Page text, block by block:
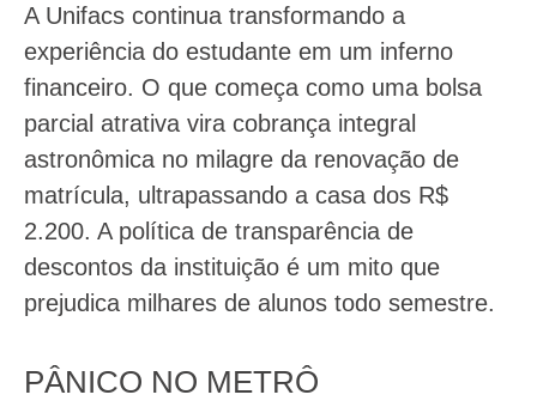
A Unifacs continua transformando a
experiência do estudante em um inferno
financeiro. O que começa como uma bolsa
parcial atrativa vira cobrança integral
astronômica no milagre da renovação de
matrícula, ultrapassando a casa dos R$
2.200. A política de transparência de
descontos da instituição é um mito que
prejudica milhares de alunos todo semestre.
PÂNICO NO METRÔ